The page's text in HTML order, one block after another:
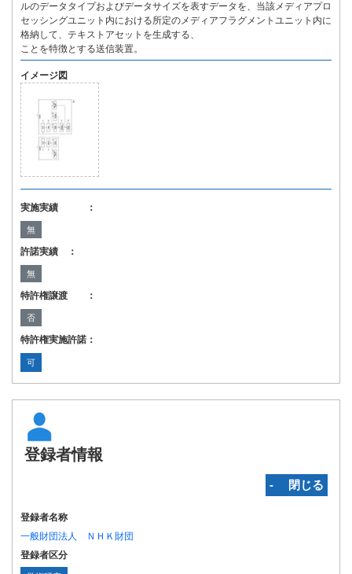
ルのデータタイプおよびデータサイズを表すデータを、当該メディアプロ
セッシングユニット内における所定のメディアフラグメントユニット内に
格納して、テキストアセットを生成する、
ことを特徴とする送信装置。
イメージ図
実施実績 ：
無
許諾実績 ：
無
特許権譲渡 ：
否
特許権実施許諾：
可
登録者情報
‐ 閉じる
登録者名称
一般財団法人 ＮＨＫ財団
登録者区分